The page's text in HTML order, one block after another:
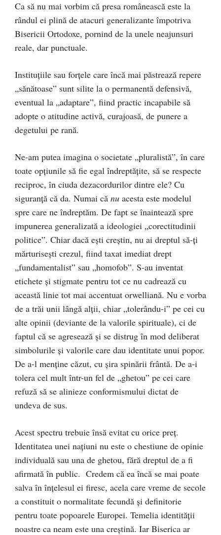
Ca să nu mai vorbim că presa românească este la
rândul ei plină de atacuri generalizante împotriva
Bisericii Ortodoxe, pornind de la unele neajunsuri
reale, dar punctuale.
Instituţiile sau forţele care încă mai păstrează repere
„sănătoase” sunt silite la o permanentă defensivă,
eventual la „adaptare”, fiind practic incapabile să
adopte o atitudine activă, curajoasă, de punere a
degetului pe rană.
Ne-am putea imagina o societate „pluralistă”, în care
toate opţiunile să fie egal îndreptăţite, să se respecte
reciproc, în ciuda dezacordurilor dintre ele? Cu
siguranţă că da. Numai că nu acesta este modelul
spre care ne îndreptăm. De fapt se înaintează spre
impunerea generalizată a ideologiei „corectitudinii
politice”. Chiar dacă eşti creştin, nu ai dreptul să-ţi
mărturiseşti crezul, fiind taxat imediat drept
„fundamentalist” sau „homofob”. S-au inventat
etichete şi stigmate pentru tot ce nu cadrează cu
această linie tot mai accentuat orwelliană. Nu e vorba
de a trăi unii lângă alţii, chiar „tolerându-i” pe cei cu
alte opinii (deviante de la valorile spirituale), ci de
faptul că se agresează şi se distrug în mod deliberat
simbolurile şi valorile care dau identitate unui popor.
De a-l menţine căzut, cu şira spinării frântă. De a-i
tolera cel mult într-un fel de „ghetou” pe cei care
refuză să se alinieze conformismului dictat de
undeva de sus.
Acest spectru trebuie însă evitat cu orice preţ.
Identitatea unei naţiuni nu este o chestiune de opinie
individuală sau una de ghetou, fără dreptul de a fi
afirmată în public. Credem că ea încă se mai poate
salva în înţelesul ei firesc, acela care vreme de secole
a constituit o normalitate fecundă şi definitorie
pentru toate popoarele Europei. Temelia identităţii
noastre ca neam este una creştină. Iar Biserica ar